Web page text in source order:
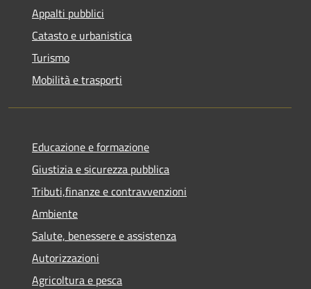
Appalti pubblici
Catasto e urbanistica
Turismo
Mobilità e trasporti
Educazione e formazione
Giustizia e sicurezza pubblica
Tributi,finanze e contravvenzioni
Ambiente
Salute, benessere e assistenza
Autorizzazioni
Agricoltura e pesca